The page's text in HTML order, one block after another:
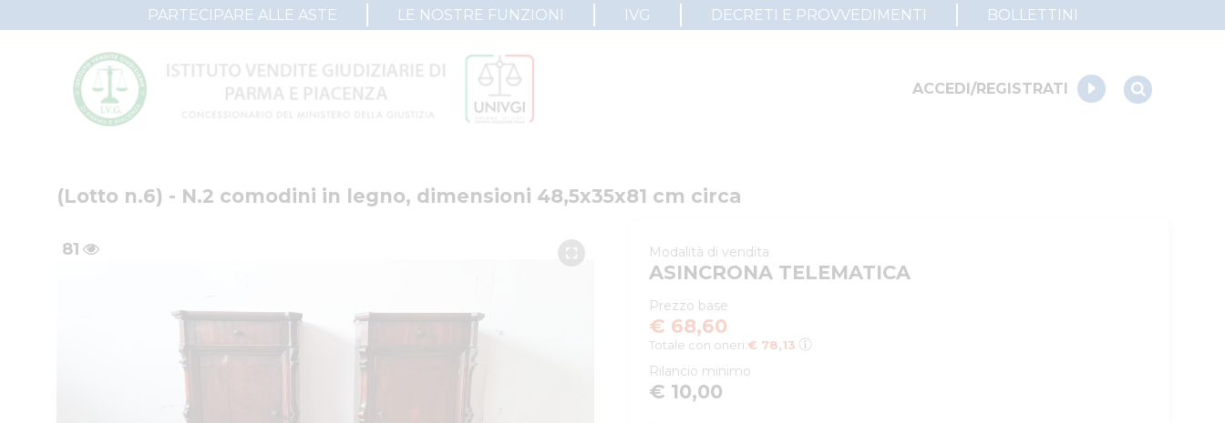
PARTECIPARE ALLE ASTE LE NOSTRE FUNZIONI IVG DECRETI E PROVVEDIMENTI BOLLETTINI
ACCEDI/REGISTRATI
(Lotto n.6) - N.2 comodini in legno, dimensioni 48,5x35x81 cm circa
81 Modalità di vendita
ASINCRONA TELEMATICA
Prezzo base
€ 68,60
Totale con oneri:€ 78,13
Rilancio minimo
€ 10,00